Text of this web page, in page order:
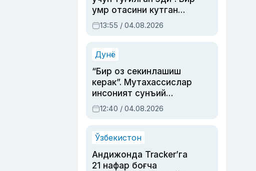
умр отасини кутган
актриса ва дубльяж
устаси Римма
синовларга тўла ҳаёти
13:55 / 04.08.2026
Дунё
“Бир оз секинлашиш
керак”. Мутахассислар
инсоният сунъий
интеллектни бошқара
олмай қолишидан
12:40 / 04.08.2026
Ўзбекистон
Андижонда Tracker’га
21 нафар боғча